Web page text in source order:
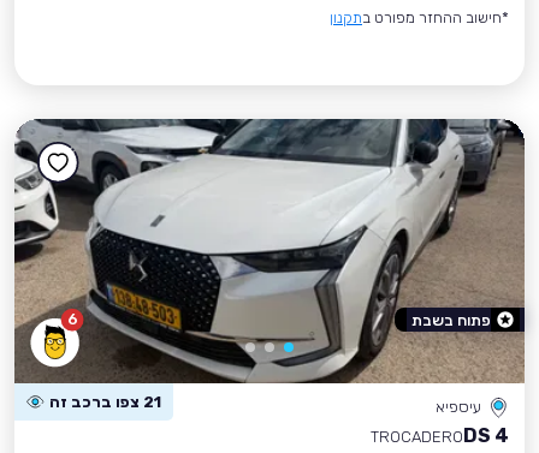
*חישוב ההחזר מפורט בתקנון
6
עיספיא 21 צפו ברכב זה
DS 4
TROCADERO
פתוח בשבת